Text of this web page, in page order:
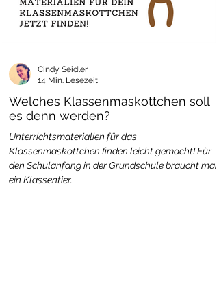
Welches Klassenmaskottchen soll
es denn werden?
Unterrichtsmaterialien für das
Klassenmaskottchen finden leicht gemacht! Für
den Schulanfang in der Grundschule braucht man
ein Klassentier.
Cindy Seidler
14 Min. Lesezeit